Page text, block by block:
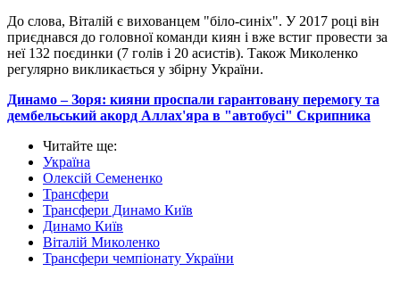
До слова, Віталій є вихованцем "біло-синіх". У 2017 році він
приєднався до головної команди киян і вже встиг провести за
неї 132 поєдинки (7 голів і 20 асистів). Також Миколенко
регулярно викликається у збірну України.
Динамо – Зоря: кияни проспали гарантовану перемогу та
дембельський акорд Аллах'яра в "автобусі" Скрипника
Читайте ще:
Україна
Олексій Семененко
Трансфери
Трансфери Динамо Київ
Динамо Київ
Віталій Миколенко
Трансфери чемпіонату України